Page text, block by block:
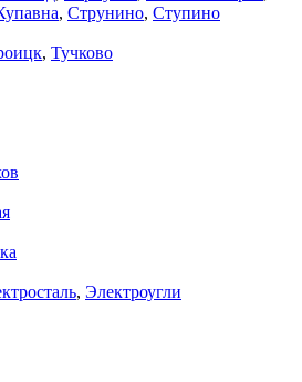
, Струнино, Ступино
, Тучково
, Электроугли